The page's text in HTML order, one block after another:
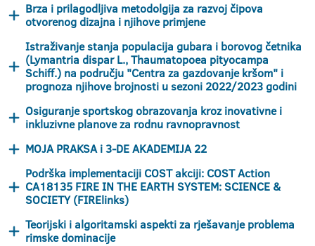
Brza i prilagodljiva metodolgija za razvoj čipova
otvorenog dizajna i njihove primjene
Istraživanje stanja populacija gubara i borovog četnika
(Lymantria dispar L., Thaumatopoea pityocampa
Schiff.) na području "Centra za gazdovanje kršom" i
prognoza njihove brojnosti u sezoni 2022/2023 godini
Osiguranje sportskog obrazovanja kroz inovativne i
inkluzivne planove za rodnu ravnopravnost
MOJA PRAKSA i 3-DE AKADEMIJA 22
Podrška implementaciji COST akciji: COST Action
CA18135 FIRE IN THE EARTH SYSTEM: SCIENCE &
SOCIETY (FIRElinks)
Teorijski i algoritamski aspekti za rješavanje problema
rimske dominacije